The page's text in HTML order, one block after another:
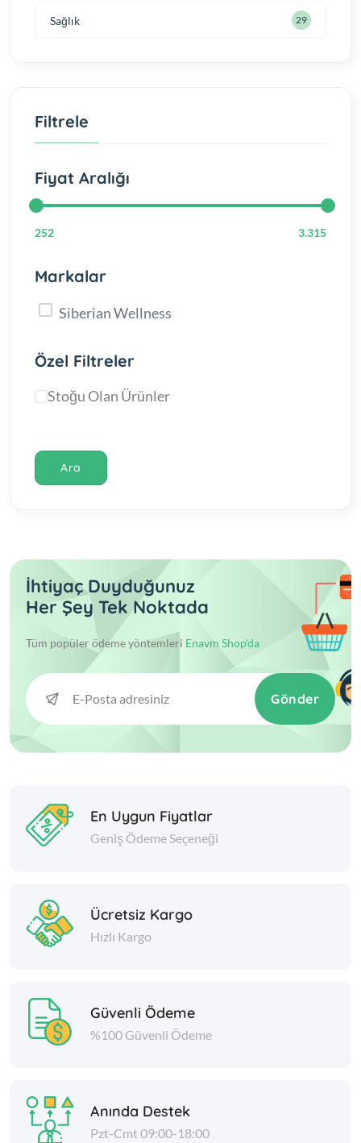
Sağlık 29
Filtrele
Fiyat Aralığı
252 3.315
Markalar
Siberian Wellness
Özel Filtreler
Stoğu Olan Ürünler
Ara
İhtiyaç Duyduğunuz
Her Şey Tek Noktada
Tüm popüler ödeme yöntemleri Enavm Shop'da
Gönder
En Uygun Fiyatlar
Geniş Ödeme Seçeneği
Ücretsiz Kargo
Hızlı Kargo
Güvenli Ödeme
%100 Güvenli Ödeme
Anında Destek
Pzt-Cmt 09:00-18:00